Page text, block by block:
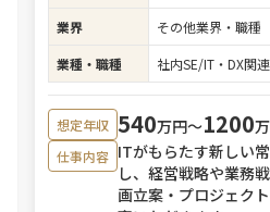
業界
その他業界・職種
業種・職種
社内SE/IT・DX関連
想定年収 540万円〜1200
仕事内容 ITがもらたす新しい
し、経営戦略や業務
画立案・プロジェク